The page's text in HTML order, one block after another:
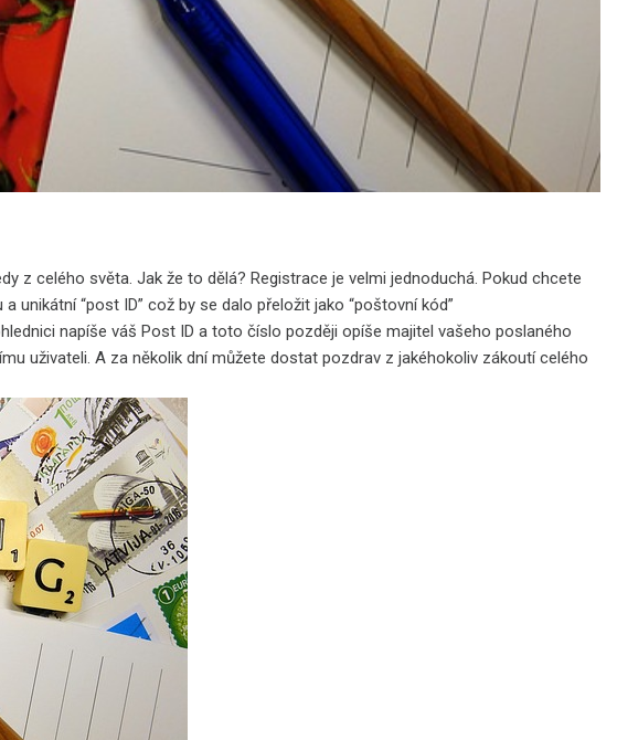
z celého světa. Jak že to dělá? Registrace je velmi jednoduchá. Pokud chcete
unikátní “post ID” což by se dalo přeložit jako “poštovní kód”
napíše váš Post ID a toto číslo později opíše majitel vašeho poslaného
uživateli. A za několik dní můžete dostat pozdrav z jakéhokoliv zákoutí celého